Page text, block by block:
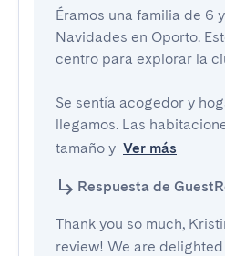
Éramos una familia de 6
Navidades en Oporto.
centro para explorar la
Se sentía acogedor y
llegamos. Las
tamaño y Ver más
Respuesta de
Thank you so much,
review! We are